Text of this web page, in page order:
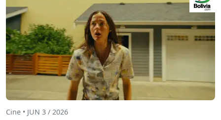
Cine • JUN 3 / 2026